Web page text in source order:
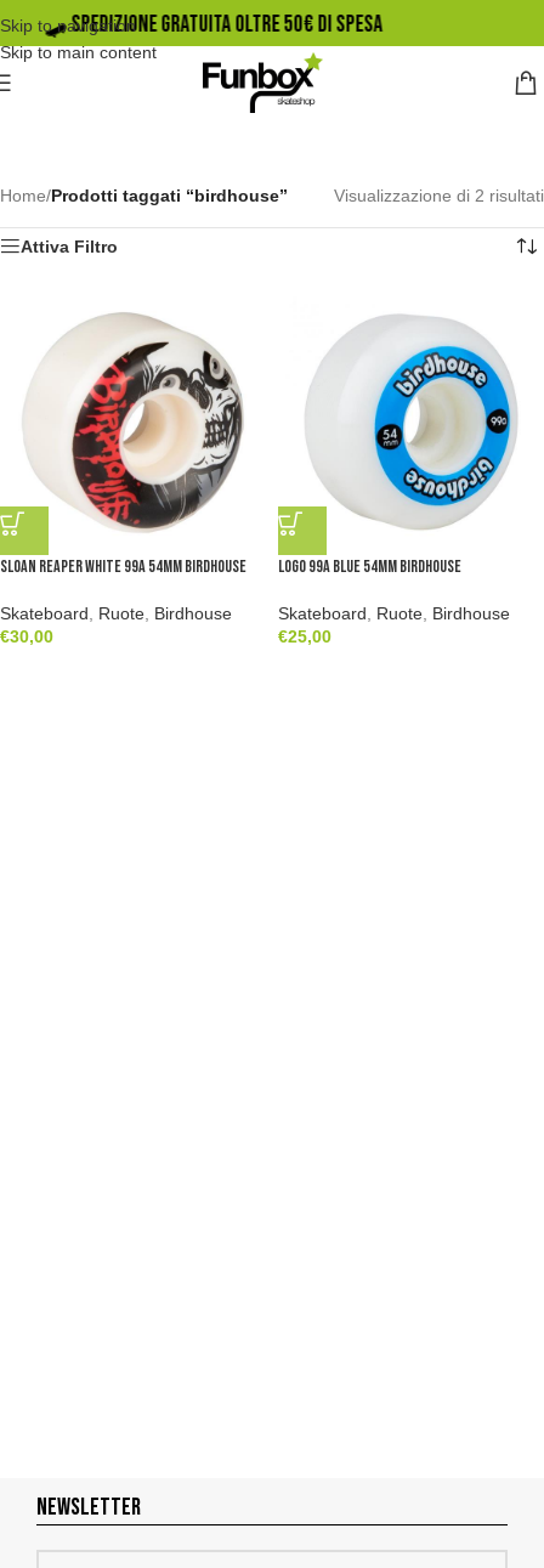
Skip to navigation
Skip to main content
🛹️ SPEDIZIONE GRATUITA OLTRE 50€ DI SPESA
Home/Prodotti taggati “birdhouse” Visualizzazione di 2 risultati
Attiva Filtro
Sloan Reaper White 99a 54mm Birdhouse
Skateboard Ruote Birdhouse
€30,00
Logo 99a Blue 54mm Birdhouse
Skateboard Ruote Birdhouse
€25,00
NEWSLETTER